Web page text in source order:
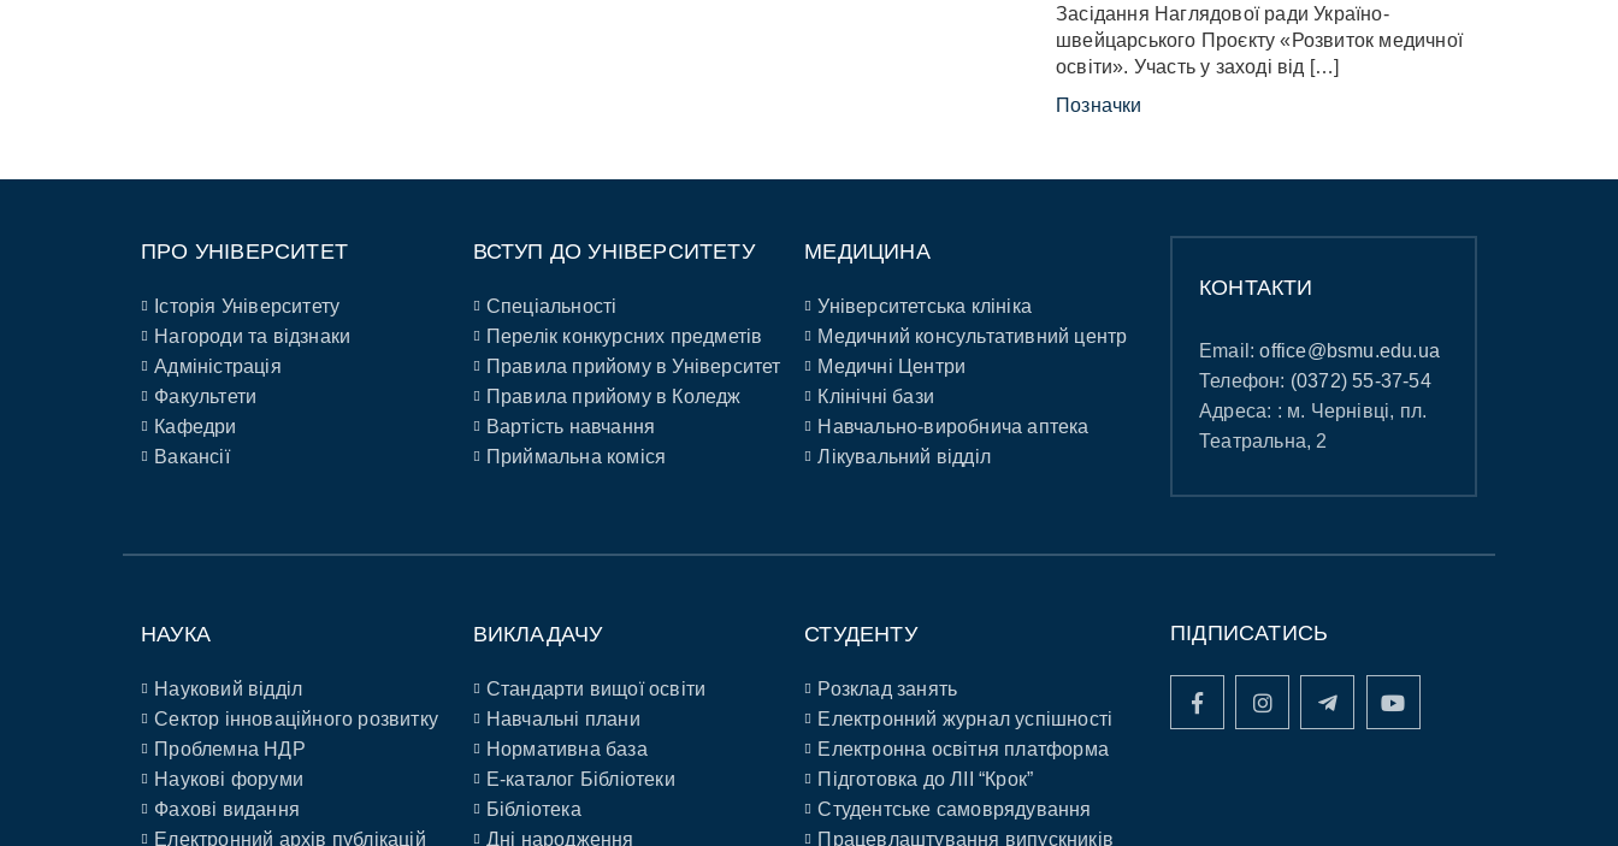
Засідання Наглядової ради Україно-
швейцарського Проєкту «Розвиток медичної
освіти». Участь у заході від […]
Позначки
ПРО УНІВЕРСИТЕТ
Історія Університету
Нагороди та відзнаки
Адміністрація
Факультети
Кафедри
Вакансії
ВСТУП ДО УНІВЕРСИТЕТУ
Спеціальності
Перелік конкурсних предметів
Правила прийому в Університет
Правила прийому в Коледж
Вартість навчання
Приймальна коміся
МЕДИЦИНА
Університетська клініка
Медичний консультативний центр
Медичні Центри
Клінічні бази
Навчально-виробнича аптека
Лікувальний відділ
КОНТАКТИ
Email:office@bsmu.edu.ua
Телефон: (0372) 55-37-54
Адреса: : м. Чернівці, пл.
Театральна, 2
НАУКА
Науковий відділ
Сектор інноваційного розвитку
Проблемна НДР
Наукові форуми
Фахові видання
Електронний архів публікацій
ВИКЛАДАЧУ
Стандарти вищої освіти
Навчальні плани
Нормативна база
E-каталог Бібліотеки
Бібліотека
Дні народження
СТУДЕНТУ
Розклад занять
Електронний журнал успішності
Електронна освітня платформа
Підготовка до ЛІІ “Крок”
Студентське самоврядування
Працевлаштування випускників
ПІДПИСАТИСЬ